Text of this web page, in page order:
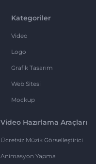
Kategoriler
Video
Logo
Grafik Tasarım
Web Sitesi
Mockup
Video Hazırlama Araçları
Ücretsiz Müzik Görselleştirici
Animasyon Yapma